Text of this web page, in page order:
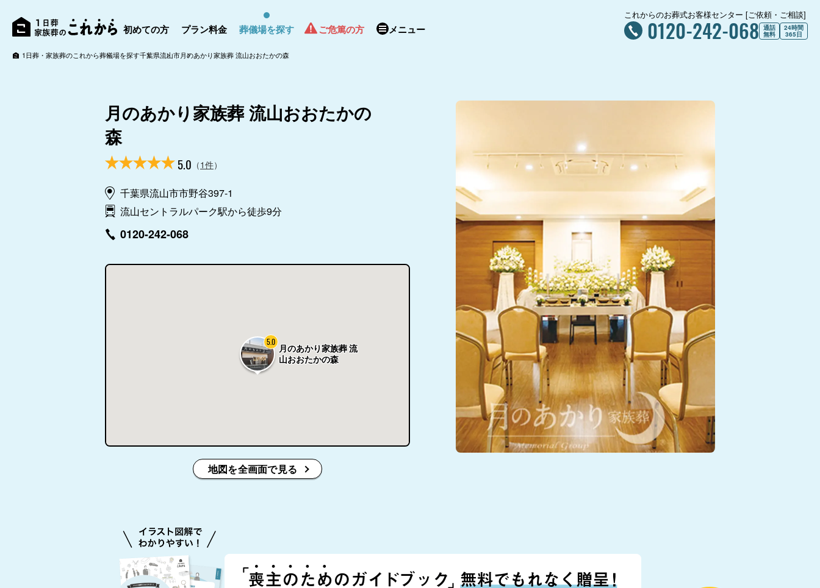
初めての方 プラン料金 葬儀場を探す ご危篤の方 メニュー
これからのお葬式お客様センター [ご依頼・ご相談]
0120-242-068 通話
無料
24時間
365日
1日葬・家族葬のこれから葬儀場を探す千葉県流山市月のあかり家族葬 流山おおたかの森
月のあかり家族葬 流山おおたかの
森
5.0 （1件）
千葉県流山市市野谷397-1
流山セントラルパーク駅から徒歩9分
0120-242-068
月のあかり家族葬 流
山おおたかの森
5.0
地図を全画面で見る